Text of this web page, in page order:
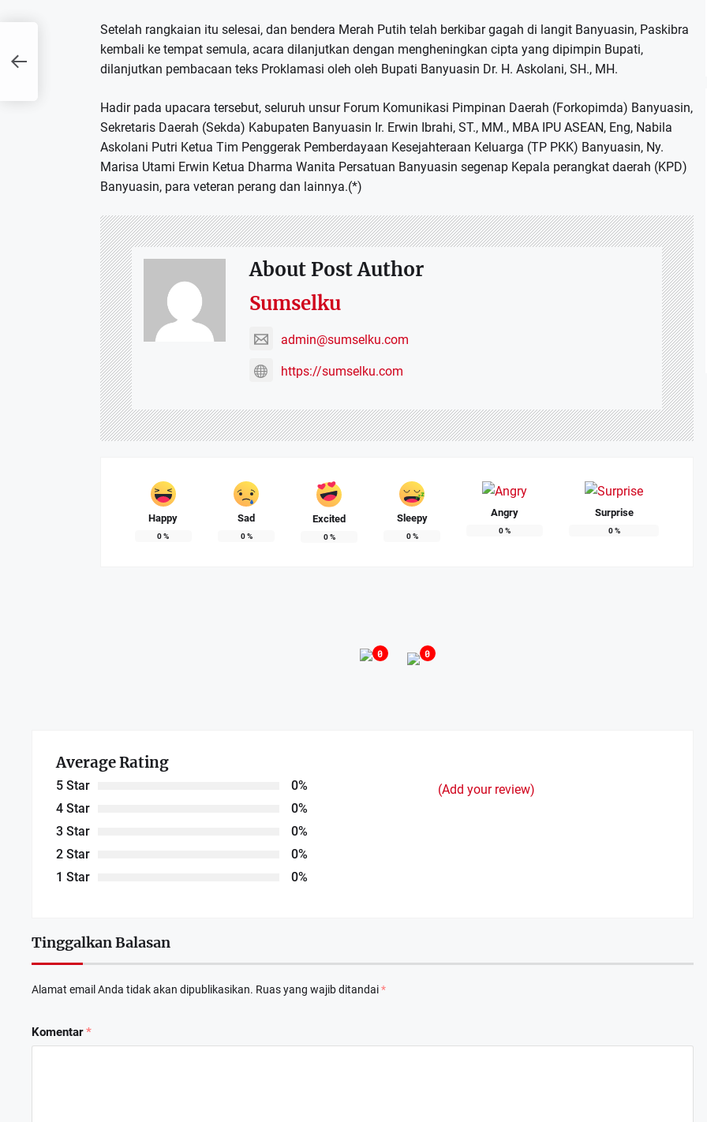
Setelah rangkaian itu selesai, dan bendera Merah Putih telah berkibar gagah di langit Banyuasin, Paskibra
kembali ke tempat semula, acara dilanjutkan dengan mengheningkan cipta yang dipimpin Bupati,
dilanjutkan pembacaan teks Proklamasi oleh oleh Bupati Banyuasin Dr. H. Askolani, SH., MH.
Hadir pada upacara tersebut, seluruh unsur Forum Komunikasi Pimpinan Daerah (Forkopimda) Banyuasin,
Sekretaris Daerah (Sekda) Kabupaten Banyuasin Ir. Erwin Ibrahi, ST., MM., MBA IPU ASEAN, Eng, Nabila
Askolani Putri Ketua Tim Penggerak Pemberdayaan Kesejahteraan Keluarga (TP PKK) Banyuasin, Ny.
Marisa Utami Erwin Ketua Dharma Wanita Persatuan Banyuasin segenap Kepala perangkat daerah (KPD)
Banyuasin, para veteran perang dan lainnya.(*)
About Post Author
Sumselku
admin@sumselku.com
https://sumselku.com
Happy
0%
Sad
0%
Excited
0%
Sleepy
0%
Angry
0%
Surprise
0%
0 0
Average Rating
5 Star
0%
4 Star
0%
3 Star
0%
2 Star
0%
1 Star
0%
(Add your review)
Tinggalkan Balasan
Alamat email Anda tidak akan dipublikasikan. Ruas yang wajib ditandai*
Komentar*
APRIL 6, 2026